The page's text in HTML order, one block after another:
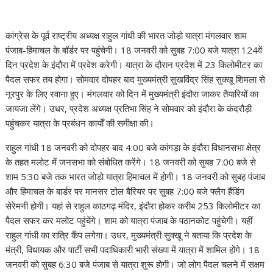
कांग्रेस के पूर्व राष्ट्रीय अध्यक्ष राहुल गांधी की भारत जोड़ो यात्रा मंगलवार शाम
पंजाब-हिमाचल के बॉर्डर पर पहुंचेगी। 18 जनवरी को सुबह 7:00 बजे यात्रा 124वें
दिन प्रदेश के इंदौरा में प्रवेश करेगी। यात्रा के दौरान प्रदेश में 23 किलोमीटर का
पैदल सफर तय होगा। सोमवार दोपहर बाद मुख्यमंत्री सुखविंद्र सिंह सुक्खू शिमला से
नूरपुर के लिए रवाना हुए। मंगलवार को दिन में मुख्यमंत्री इंदौरा जाकर तैयारियों का
जायजा लेंगे। उधर, प्रदेश अध्यक्ष प्रतिभा सिंह ने सोमवार को इंदौरा के कंदरौड़ी
पहुंचकर यात्रा के प्रबंधन कार्यों की समीक्षा की।
राहुल गांधी 18 जनवरी को दोपहर बाद 4:00 बजे कांगड़ा के इंदौरा विधानसभा क्षेत्र
के तहत मलोट में जनसभा को संबोधित करेंगे। 18 जनवरी को सुबह 7:00 बजे से
शाम 5:30 बजे तक भारत जोड़ो यात्रा हिमाचल में होगी। 18 जनवरी को सुबह पंजाब
और हिमाचल के बार्डर पर मानसर टोल बैरियर पर सुबह 7:00 बजे फ्लैग हैंडिंग
सेरेमनी होगी। यहां से राहुल काठगढ़ मंदिर, इंदौरा होकर करीब 253 किलोमीटर का
पैदल सफर कर मलोट पहुंचेंगे। शाम को यात्रा पंजाब के पठानकोट पहुंचेगी। यहीं
राहुल गांधी का रात्रि कैंप लगेगा। उधर, मुख्यमंत्री सुक्खू ने बताया कि प्रदेश के
मंत्री, विधायक और पार्टी सभी पदाधिकारी भारी संख्या में यात्रा में शामिल होंगे। 18
जनवरी को सुबह 6:30 बजे पंजाब से यात्रा शुरू होगी। जो लोग पैदल चलने में सक्षम